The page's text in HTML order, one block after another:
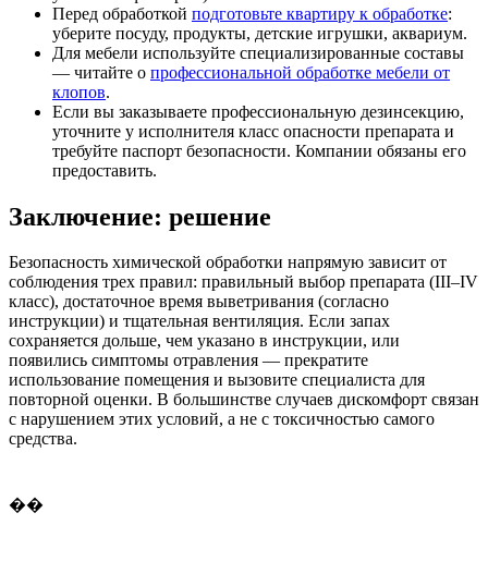
Перед обработкой подготовьте квартиру к обработке:
уберите посуду, продукты, детские игрушки, аквариум.
Для мебели используйте специализированные составы
— читайте о профессиональной обработке мебели от
клопов.
Если вы заказываете профессиональную дезинсекцию,
уточните у исполнителя класс опасности препарата и
требуйте паспорт безопасности. Компании обязаны его
предоставить.
Заключение: решение
Безопасность химической обработки напрямую зависит от
соблюдения трех правил: правильный выбор препарата (III–IV
класс), достаточное время выветривания (согласно
инструкции) и тщательная вентиляция. Если запах
сохраняется дольше, чем указано в инструкции, или
появились симптомы отравления — прекратите
использование помещения и вызовите специалиста для
повторной оценки. В большинстве случаев дискомфорт связан
с нарушением этих условий, а не с токсичностью самого
средства.
��